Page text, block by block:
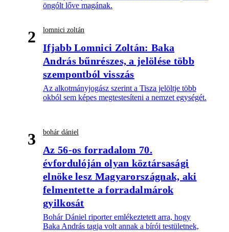
öngólt lőve magának.
2 lomnici zoltán
Ifjabb Lomnici Zoltán: Baka
András bűnrészes, a jelölése több
szempontból visszás
Az alkotmányjogász szerint a Tisza jelöltje több
okból sem képes megtestesíteni a nemzet egységét.
3 bohár dániel
Az 56-os forradalom 70.
évfordulóján olyan köztársasági
elnöke lesz Magyarországnak, aki
felmentette a forradalmárok
gyilkosát
Bohár Dániel riporter emlékeztetett arra, hogy
Baka András tagja volt annak a bírói testületnek,